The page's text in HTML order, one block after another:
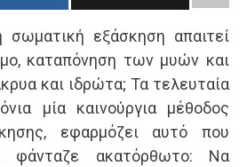
σωματική εξάσκηση απαιτεί
καταπόνηση των μυών και
και ιδρώτα; Τα τελευταία
μία καινούργια μέθοδος
εφαρμόζει αυτό που
φάνταζε ακατόρθωτο: Να